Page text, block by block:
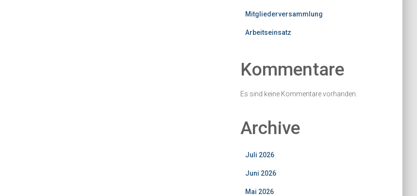
Mitgliederversammlung
Arbeitseinsatz
Kommentare
Es sind keine Kommentare vorhanden.
Archive
Juli 2026
Juni 2026
Mai 2026